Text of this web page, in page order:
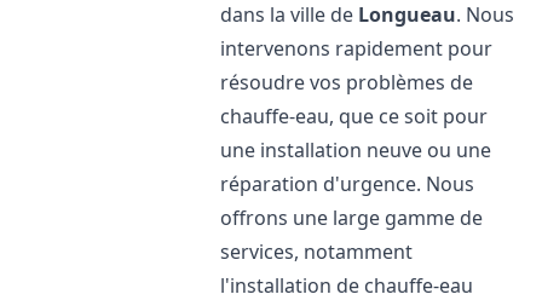
dans la ville de Longueau. Nous
intervenons rapidement pour
résoudre vos problèmes de
chauffe-eau, que ce soit pour
une installation neuve ou une
réparation d'urgence. Nous
offrons une large gamme de
services, notamment
l'installation de chauffe-eau